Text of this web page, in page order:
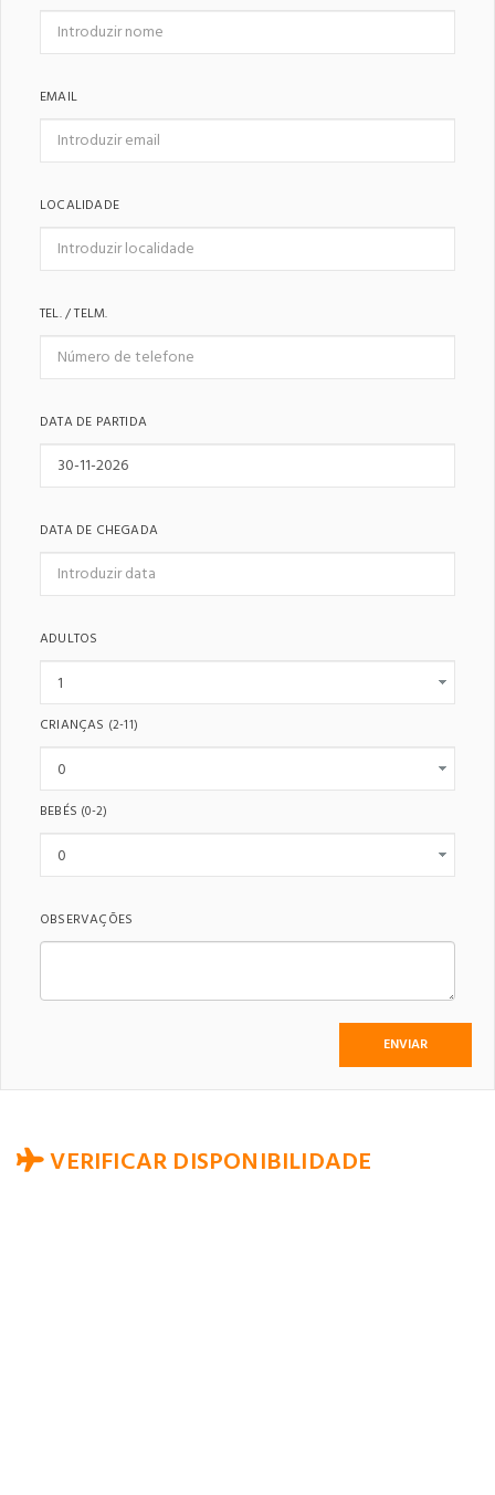
EMAIL
LOCALIDADE
TEL. / TELM.
DATA DE PARTIDA
DATA DE CHEGADA
ADULTOS
CRIANÇAS (2-11)
BEBÉS (0-2)
OBSERVAÇÕES
VERIFICAR DISPONIBILIDADE